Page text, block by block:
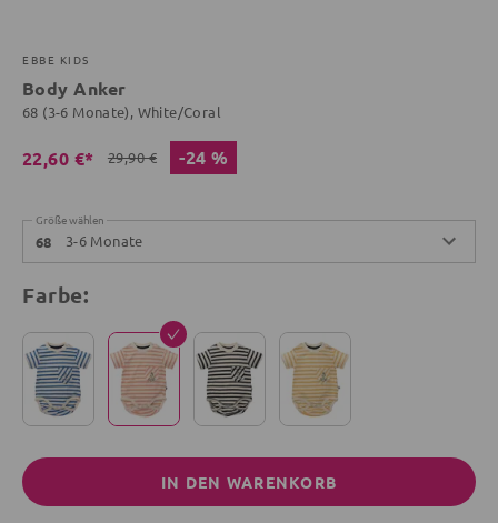
EBBE KIDS
Body Anker
68 (3-6 Monate), White/Coral
22,60 €* 29,90 € -24 %
Größe wählen
68 3-6 Monate
Farbe:
IN DEN WARENKORB